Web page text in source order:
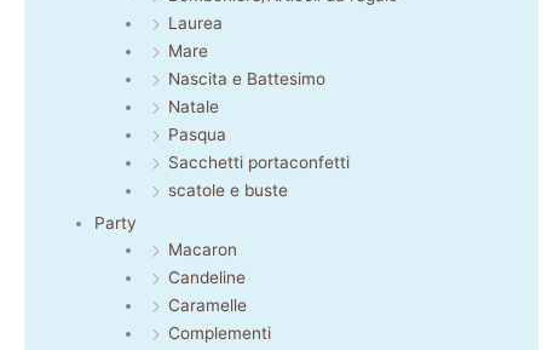
Laurea
Mare
Nascita e Battesimo
Natale
Pasqua
Sacchetti portaconfetti
scatole e buste
Party
Macaron
Candeline
Caramelle
Complementi